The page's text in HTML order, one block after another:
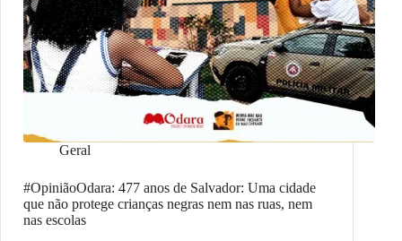
Geral
#OpiniãoOdara: 477 anos de Salvador: Uma cidade
que não protege crianças negras nem nas ruas, nem
nas escolas